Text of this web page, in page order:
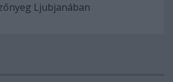
Ljubjanában